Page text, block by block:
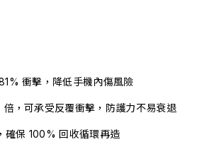
衝擊，降低手機內傷風險
，可承受反覆衝擊，防護力不易衰退
確保 100% 回收循環再造